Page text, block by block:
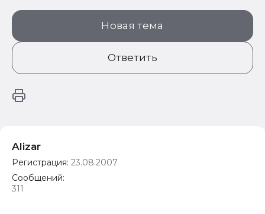
Новая тема
Ответить
Alizar
Регистрация: 23.08.2007
Сообщений:
311